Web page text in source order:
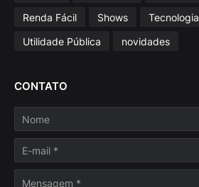
Renda Fácil
Shows Tecnologia
Utilidade Pública
novidades
CONTATO